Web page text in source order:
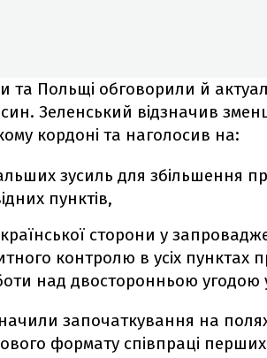
та Польщі обговорили й
Зеленський відзначив
кордоні та наголосив на:
зусиль для збільшення
пунктів,
сторони у
контролю в усіх пунктах
над двосторонньою угодою
започаткування на
формату співпраці перших